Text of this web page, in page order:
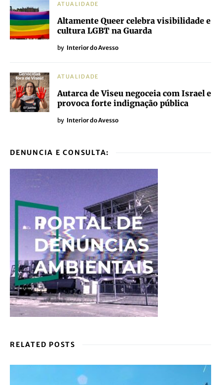
ATUALIDADE
Altamente Queer celebra visibilidade e
cultura LGBT na Guarda
by Interior do Avesso
ATUALIDADE
Autarca de Viseu negoceia com Israel e
provoca forte indignação pública
by Interior do Avesso
DENUNCIA E CONSULTA:
RELATED POSTS